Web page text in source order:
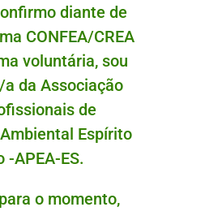
diante de
CONFEA/CREA
voluntária, sou
da Associação
de
Espírito
-APEA-ES.
o momento,